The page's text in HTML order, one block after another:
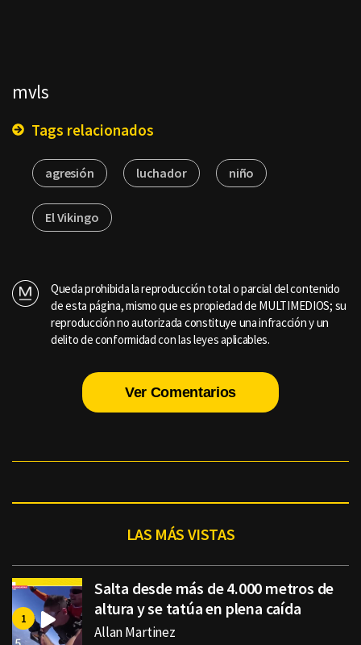
mvls
Tags relacionados
agresión luchador niño
El Vikingo
Queda prohibida la reproducción total o parcial del contenido
de esta página, mismo que es propiedad de MULTIMEDIOS; su
reproducción no autorizada constituye una infracción y un
delito de conformidad con las leyes aplicables.
Ver Comentarios
LAS MÁS VISTAS
Salta desde más de 4.000 metros de
altura y se tatúa en plena caída
Allan Martinez